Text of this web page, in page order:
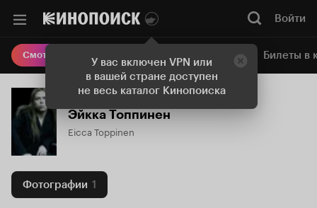
У вас включен VPN или
в вашей стране доступен
не весь каталог Кинопоиска
Войти
Смотреть кино Онлайн-кинотеатр Билеты в
Эйкка Топпинен
Eicca Toppinen
Фотографии 1